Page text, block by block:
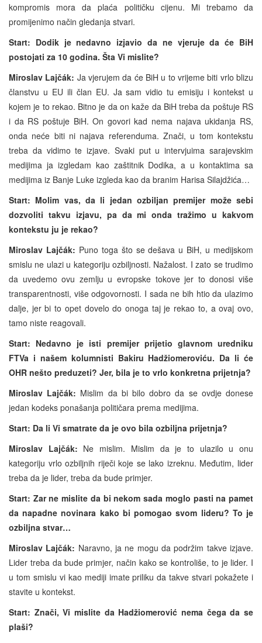
kompromis mora da plaća političku cijenu. Mi trebamo da
promijenimo način gledanja stvari.
Start: Dodik je nedavno izjavio da ne vjeruje da će BiH
postojati za 10 godina. Šta Vi mislite?
Miroslav Lajčák: Ja vjerujem da će BiH u to vrijeme biti vrlo blizu
članstvu u EU ili član EU. Ja sam vidio tu emisiju i kontekst u
kojem je to rekao. Bitno je da on kaže da BiH treba da poštuje RS
i da RS poštuje BiH. On govori kad nema najava ukidanja RS,
onda neće biti ni najava referenduma. Znači, u tom kontekstu
treba da vidimo te izjave. Svaki put u intervjuima sarajevskim
medijima ja izgledam kao zaštitnik Dodika, a u kontaktima sa
medijima iz Banje Luke izgleda kao da branim Harisa Silajdžića…
Start: Molim vas, da li jedan ozbiljan premijer može sebi
dozvoliti takvu izjavu, pa da mi onda tražimo u kakvom
kontekstu ju je rekao?
Miroslav Lajčák: Puno toga što se dešava u BiH, u medijskom
smislu ne ulazi u kategoriju ozbiljnosti. Nažalost. I zato se trudimo
da uvedemo ovu zemlju u evropske tokove jer to donosi više
transparentnosti, više odgovornosti. I sada ne bih htio da ulazimo
dalje, jer bi to opet dovelo do onoga taj je rekao to, a ovaj ovo,
tamo niste reagovali.
Start: Nedavno je isti premijer prijetio glavnom uredniku
FTVa i našem kolumnisti Bakiru Hadžiomeroviću. Da li će
OHR nešto preduzeti? Jer, bila je to vrlo konkretna prijetnja?
Miroslav Lajčák: Mislim da bi bilo dobro da se ovdje donese
jedan kodeks ponašanja političara prema medijima.
Start: Da li Vi smatrate da je ovo bila ozbiljna prijetnja?
Miroslav Lajčák: Ne mislim. Mislim da je to ulazilo u onu
kategoriju vrlo ozbiljnih riječi koje se lako izreknu. Međutim, lider
treba da je lider, treba da bude primjer.
Start: Zar ne mislite da bi nekom sada moglo pasti na pamet
da napadne novinara kako bi pomogao svom lideru? To je
ozbiljna stvar…
Miroslav Lajčák: Naravno, ja ne mogu da podržim takve izjave.
Lider treba da bude primjer, način kako se kontroliše, to je lider. I
u tom smislu vi kao mediji imate priliku da takve stvari pokažete i
stavite u kontekst.
Start: Znači, Vi mislite da Hadžiomerović nema čega da se
plaši?